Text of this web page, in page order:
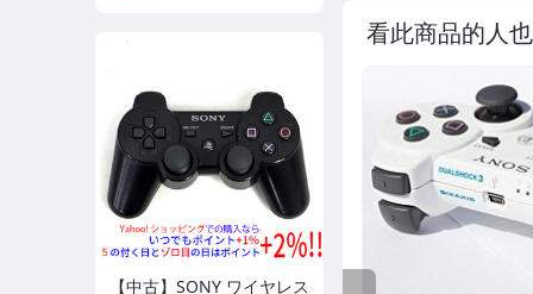
看此商品的人
【中古】SONY ワイヤレス